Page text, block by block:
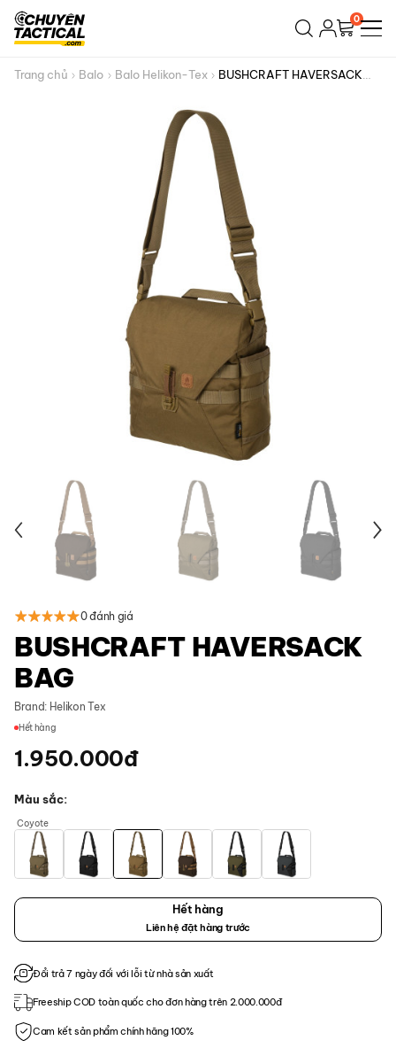
Bỏ
qua
dung
0
Trang chủ Balo Balo Helikon-Tex
BUSHCRAFT HAVERSACK
0 đánh giá
BUSHCRAFT HAVERSACK
BAG
Brand: Helikon Tex
Hết hàng
1.950.000đ
Màu sắc
Coyote
Hết hàng
Liên hệ đặt hàng trước
Đổi trả 7 ngày đối với lỗi từ nhà sản xuất
Freeship COD toàn quốc cho đơn hàng trên 2.000.000đ
Cam kết sản phẩm chính hãng 100%